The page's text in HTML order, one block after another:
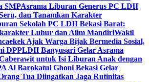
SMPAsrama Liburan Generus PC LDII
dan Tanamkan Karakter
Sekolah PC LDII Bekasi Barat:
Luhur dan Alim MandiriWakil
Ajak Warga Bijak Bermedia Sosial,
DPPLDII Banyusari Gelar Asrama
untuk Isi Liburan Anak dengan
Al Barokatul Ghoni Bekasi Gelar
Tua Diingatkan Jaga Rutinitas